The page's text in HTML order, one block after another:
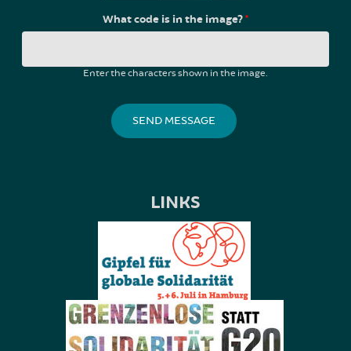
What code is in the image?*
Enter the characters shown in the image.
LINKS